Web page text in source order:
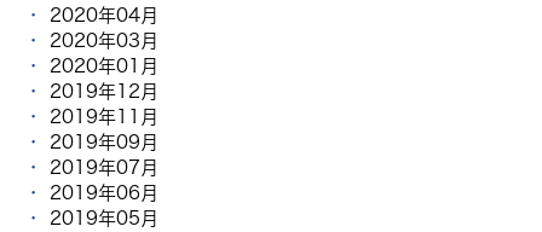
2020年04月
2020年03月
2020年01月
2019年12月
2019年11月
2019年09月
2019年07月
2019年06月
2019年05月